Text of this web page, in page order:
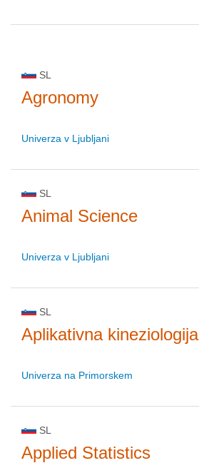
SL
Agronomy
Univerza v Ljubljani
SL
Animal Science
Univerza v Ljubljani
SL
Aplikativna kineziologija
Univerza na Primorskem
SL
Applied Statistics